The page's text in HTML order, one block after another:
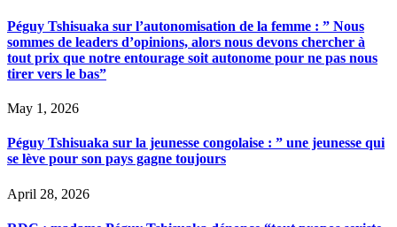
Péguy Tshisuaka sur l’autonomisation de la femme : ” Nous
sommes de leaders d’opinions, alors nous devons chercher à
tout prix que notre entourage soit autonome pour ne pas nous
tirer vers le bas”
May 1, 2026
Péguy Tshisuaka sur la jeunesse congolaise : ” une jeunesse qui
se lève pour son pays gagne toujours
April 28, 2026